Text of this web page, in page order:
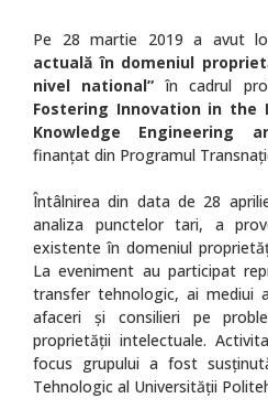
Pe 28 martie 2019 a avut
actuală în domeniul
nivel national” în cadrul
Fostering Innovation in the
Knowledge Engineering
finanţat din Programul
Întâlnirea din data de 28
analiza punctelor tari, a
existente în domeniul
La eveniment au participat
transfer tehnologic, ai mediui
afaceri și consilieri pe
proprietății intelectuale.
focus grupului a fost
Tehnologic al Universității